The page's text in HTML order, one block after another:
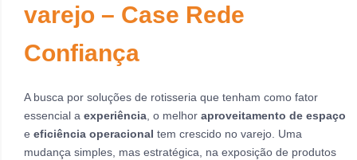
varejo – Case Rede
Confiança
A busca por soluções de rotisseria que tenham como fator
essencial a experiência, o melhor aproveitamento de espaço
e eficiência operacional tem crescido no varejo. Uma
mudança simples, mas estratégica, na exposição de produtos